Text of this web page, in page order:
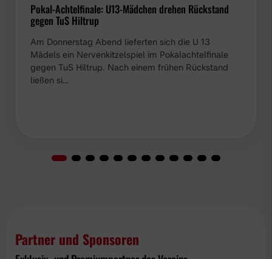
Pokal-Achtelfinale: U13-Mädchen drehen Rückstand
gegen TuS Hiltrup
Am Donnerstag Abend lieferten sich die U 13
Mädels ein Nervenkitzelspiel im Pokalachtelfinale
gegen TuS Hiltrup. Nach einem frühen Rückstand
ließen si…
Partner und Sponsoren